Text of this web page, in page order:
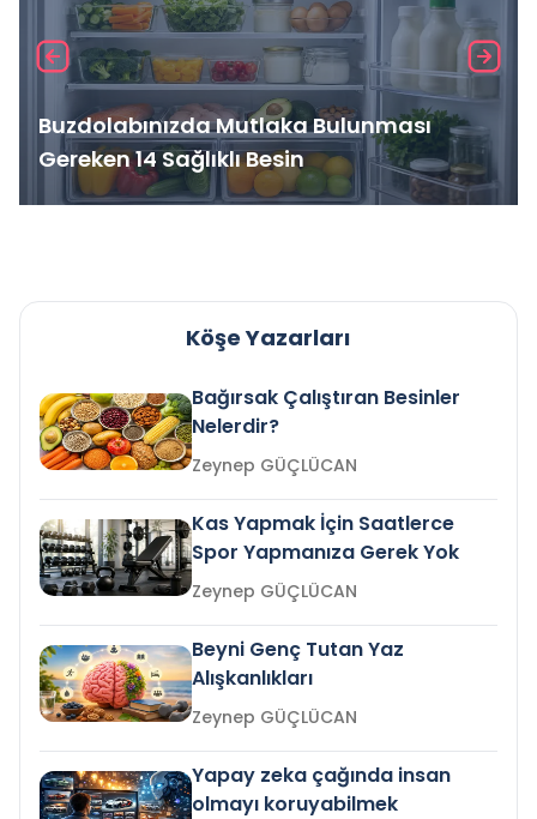
Buzdolabınızda Mutlaka Bulunması
Gereken 14 Sağlıklı Besin
Köşe Yazarları
Bağırsak Çalıştıran Besinler
Nelerdir?
Zeynep GÜÇLÜCAN
Kas Yapmak İçin Saatlerce
Spor Yapmanıza Gerek Yok
Zeynep GÜÇLÜCAN
Beyni Genç Tutan Yaz
Alışkanlıkları
Zeynep GÜÇLÜCAN
Yapay zeka çağında insan
olmayı koruyabilmek